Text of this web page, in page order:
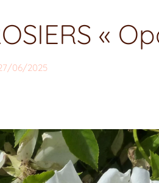
«
06/2025